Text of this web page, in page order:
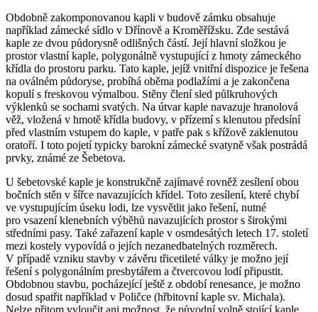
Obdobně zakomponovanou kapli v budově zámku obsahuje
například zámecké sídlo v Dřínově a Kroměřížsku. Zde sestává
kaple ze dvou půdorysně odlišných částí. Její hlavní složkou je
prostor vlastní kaple, polygonálně vystupující z hmoty zámeckého
křídla do prostoru parku. Tato kaple, jejíž vnitřní dispozice je řešena
na oválném půdoryse, probíhá oběma podlažími a je zakončena
kopulí s freskovou výmalbou. Stěny člení sled půlkruhových
výklenků se sochami svatých. Na útvar kaple navazuje hranolová
věž, vložená v hmotě křídla budovy, v přízemí s klenutou předsíní
před vlastním vstupem do kaple, v patře pak s křížově zaklenutou
oratoří. I toto pojetí typicky barokní zámecké svatyně však postrádá
prvky, známé ze Šebetova.
U šebetovské kaple je konstrukčně zajímavé rovněž zesílení obou
bočních stěn v šířce navazujících křídel. Toto zesílení, které chybí
ve vystupujícím úseku lodi, lze vysvětlit jako řešení, nutné
pro vsazení klenebních výběhů navazujících prostor s širokými
středními pasy. Také zařazení kaple v osmdesátých letech 17. století
mezi kostely vypovídá o jejích nezanedbatelných rozměrech.
V případě vzniku stavby v závěru třicetileté války je možno její
řešení s polygonálním presbytářem a čtvercovou lodí připustit.
Obdobnou stavbu, pocházející ještě z období renesance, je možno
dosud spatřit například v Poličce (hřbitovní kaple sv. Michala).
Nelze přitom vyloučit ani možnost, že původní volně stojící kaple,